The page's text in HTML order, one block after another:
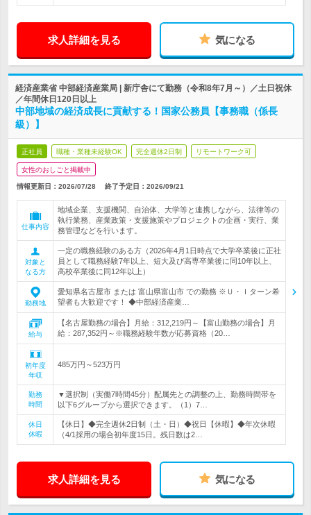
求人詳細を見る 気になる
経済産業省 中部経済産業局 | 新庁舎にて勤務（令和8年7月～）／土日祝休
／年間休日120日以上
中部地域の経済成長に貢献する！国家公務員【事務職（係長
級）】
正社員 職種・業種未経験OK 完全週休2日制 リモートワーク可
女性のおしごと掲載中
情報更新日：2026/07/28 終了予定日： 2026/09/21
仕事内容
地域企業、支援機関、自治体、大学等と連携しながら、法律等の
執行業務、産業政策・支援施策やプロジェクトの企画・実行、業
務管理などを行います。
対象と
なる方
一定の職務経験のある方（2026年4月1日時点で大学卒業後に正社
員として職務経験7年以上、短大及び高専卒業後に同10年以上、
高校卒業後に同12年以上）
勤務地
愛知県名古屋市 または 富山県富山市 での勤務 ※Ｕ・Ｉターン希
望者も大歓迎です！ ◆中部経済産業…
給与
【名古屋勤務の場合】月給：312,219円～【富山勤務の場合】月
給：287,352円～※職務経験年数が応募資格（20…
初年度
年収
485万円～523万円
勤務
時間
▼選択制（実働7時間45分）配属先との調整の上、勤務時間帯を
以下6グループから選択できます。（1）7…
休日
休暇
【休日】◆完全週休2日制（土・日）◆祝日【休暇】◆年次休暇
（4/1採用の場合初年度15日。残日数は2…
求人詳細を見る 気になる